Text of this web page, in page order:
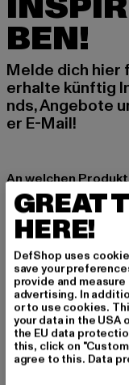
BEN!
Melde dich hier
erhalte künftig
nds, Angebote
er E-Mail!
An welchen
MÄNNER
FRAUEN
E-MAIL
Informationen dazu, wie
in unserer
abmelden.
GREAT
HERE!
DefShop uses
save your
provide and
advertising. In
or to use cookies.
your data in the USA
the EU data
this, click on
agree to this. Data